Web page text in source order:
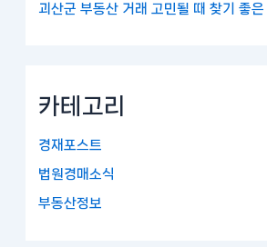
괴산군 부동산 거래 고민될 때 찾기 좋
카테고리
경재포스트
법원경매소식
부동산정보